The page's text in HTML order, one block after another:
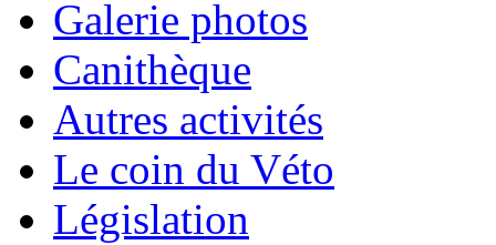
Galerie photos
Canithèque
Autres activités
Le coin du Véto
Législation